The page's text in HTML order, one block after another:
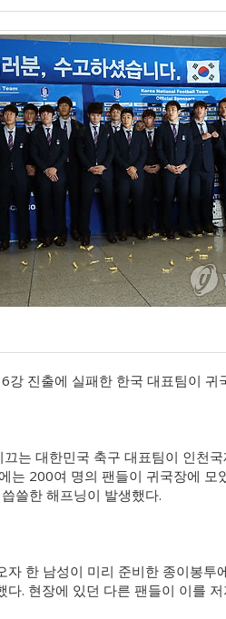
진출에 실패한 한국 대표팀이 귀
는 대한민국 축구 대표팀이 인천
는 200여 명의 팬들이 귀국장에 모
쓸한 해프닝이 발생했다.
한 남성이 미리 준비한 종이봉투
. 현장에 있던 다른 팬들이 이를